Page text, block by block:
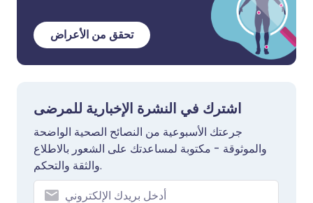
تحقق من الأعراض
اشترك في النشرة الإخبارية للمرضى
جرعتك الأسبوعية من النصائح الصحية الواضحة
والموثوقة - مكتوبة لمساعدتك على الشعور بالاطلاع
والثقة والتحكم.